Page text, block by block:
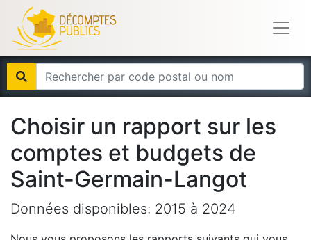
Choisir un rapport sur les
comptes et budgets de
Saint-Germain-Langot
Données disponibles: 2015 à 2024